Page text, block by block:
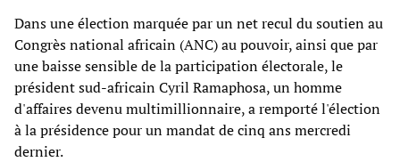
Dans une élection marquée par un net recul du soutien au
Congrès national africain (ANC) au pouvoir, ainsi que par
une baisse sensible de la participation électorale, le
président sud-africain Cyril Ramaphosa, un homme
d'affaires devenu multimillionnaire, a remporté l'élection
à la présidence pour un mandat de cinq ans mercredi
dernier.